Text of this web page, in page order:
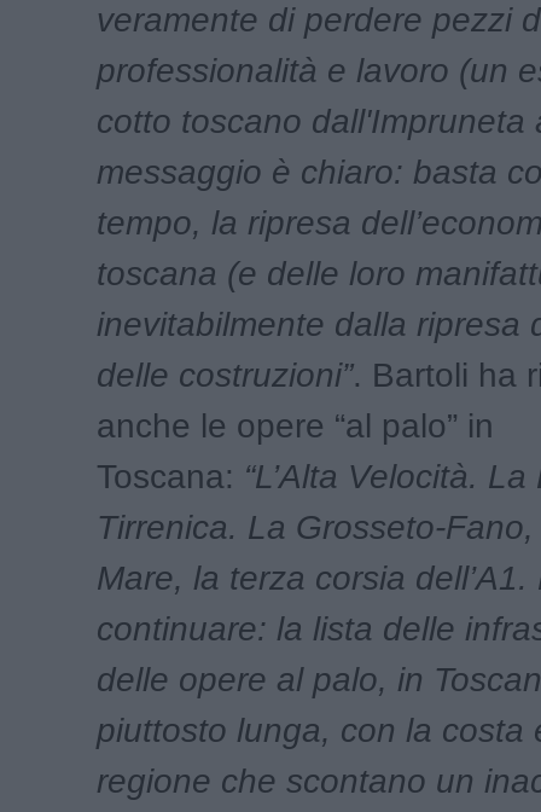
veramente di perdere pezzi
professionalità e lavoro (un
cotto toscano dall'Impruneta
messaggio è chiaro: basta
tempo, la ripresa
toscana (e delle loro
inevitabilmente dalla ripresa
delle costruzioni”. Bartoli ha
anche le opere “al palo” in
Toscana: “L’Alta Velocità.
Tirrenica. La Grosseto-
Mare, la terza corsia
continuare: la lista delle
delle opere al palo, in
piuttosto lunga, con la costa
regione che scontano un